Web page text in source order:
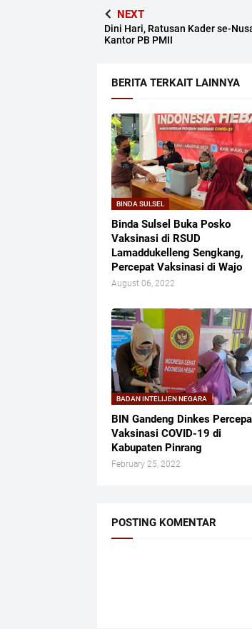
NEXT
Dini Hari, Ratusan Kader se-
Kantor PB PMII
BERITA TERKAIT LAINNYA
BINDA SULSEL
Binda Sulsel Buka Posko
Vaksinasi di RSUD
Lamaddukelleng Sengkang,
Percepat Vaksinasi di Wajo
August 06, 2022
BADAN INTELIJEN NEGARA
BIN Gandeng Dinkes
Vaksinasi COVID-19 di
Kabupaten Pinrang
February 25, 2022
POSTING KOMENTAR